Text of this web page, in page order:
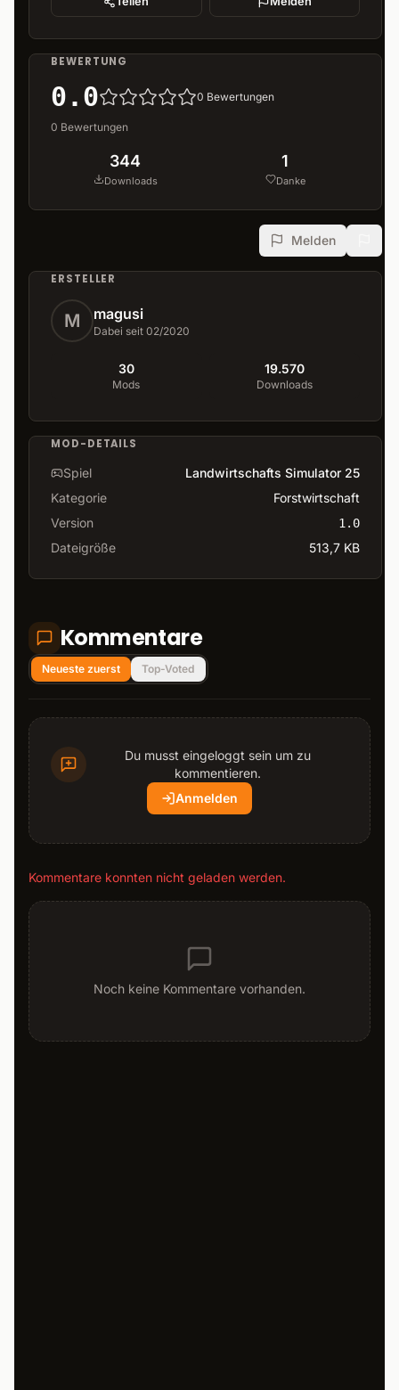
BEWERTUNG
0.0 0 Bewertungen
0 Bewertungen
344
Downloads
1
Danke
Melden
ERSTELLER
M magusi
Dabei seit 02/2020
30
Mods
19.570
Downloads
MOD-DETAILS
Spiel
Landwirtschafts Simulator 25
Kategorie
Forstwirtschaft
Version
1.0
Dateigröße 513,7 KB
Kommentare
Neueste zuerst Top-Voted
Du musst eingeloggt sein um zu
kommentieren.
Anmelden
Kommentare konnten nicht geladen werden.
Noch keine Kommentare vorhanden.